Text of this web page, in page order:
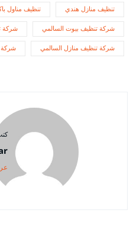
تنظيف منازل هندي تنظيف مناول
شركة تنظيف بيوت السالمي شركة
شركة تنظيف منازل السالمي شركة